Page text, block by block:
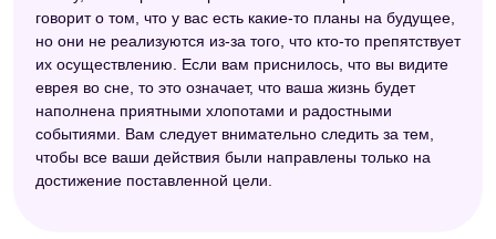
говорит о том, что у вас есть какие-то планы на будущее,
но они не реализуются из-за того, что кто-то препятствует
их осуществлению. Если вам приснилось, что вы видите
еврея во сне, то это означает, что ваша жизнь будет
наполнена приятными хлопотами и радостными
событиями. Вам следует внимательно следить за тем,
чтобы все ваши действия были направлены только на
достижение поставленной цели.